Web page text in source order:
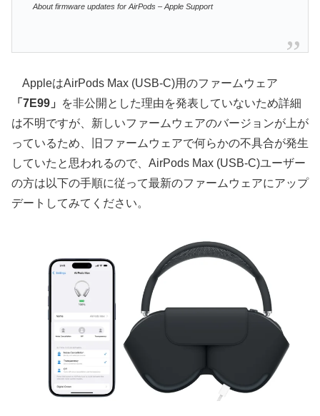
About firmware updates for AirPods – Apple Support
AppleはAirPods Max (USB-C)用のファームウェア
「7E99」
を非公開とした理由を発表していないため詳細
は不明ですが、新しいファームウェアのバージョンが上が
っているため、旧ファームウェアで何らかの不具合が発生
していたと思われるので、AirPods Max (USB-C)ユーザー
の方は以下の手順に従って最新のファームウェアにアップ
デートしてみてください。